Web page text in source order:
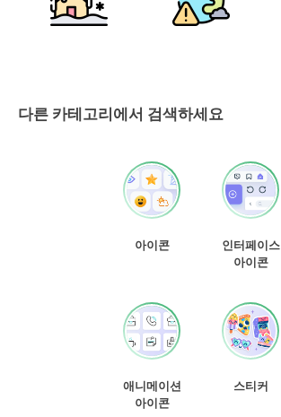
다른 카테고리에서 검색하세요
아이콘
인터페이스
아이콘
애니메이션
아이콘
스티커